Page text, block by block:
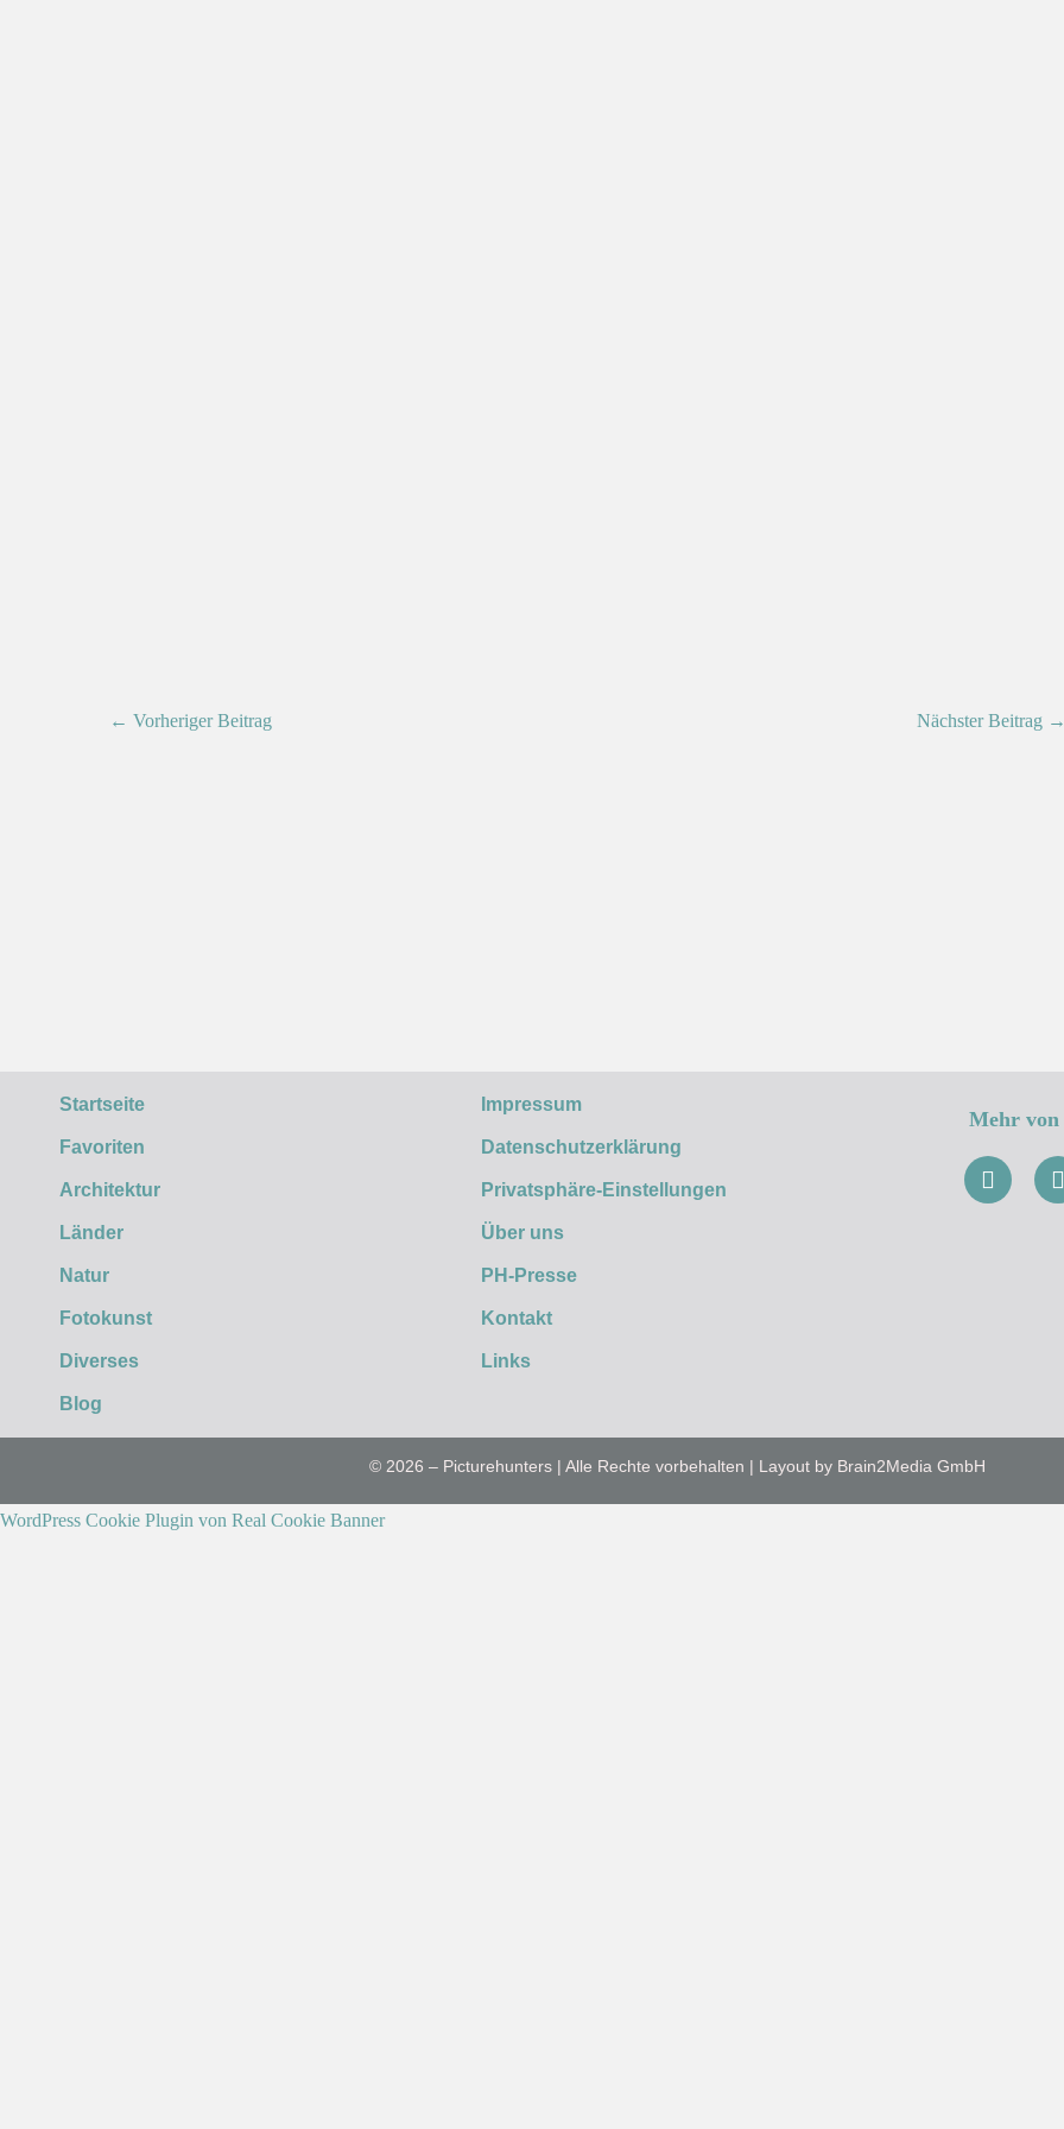
← Vorheriger Beitrag Nächster Beitrag →
Startseite
Favoriten
Architektur
Länder
Natur
Fotokunst
Diverses
Blog
Impressum
Datenschutzerklärung
Privatsphäre-Einstellungen
Über uns
PH-Presse
Kontakt
Links
Mehr von
© 2026 – Picturehunters | Alle Rechte vorbehalten | Layout by Brain2Media GmbH
WordPress Cookie Plugin von Real Cookie Banner